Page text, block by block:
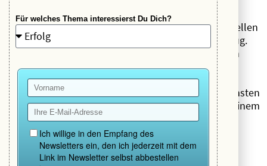
Die Teilnehmer lernen einfache Techniken zur schnellen
Erzeugung
. Nicht als weiteres Werkzeug.
Sondern als Rückkehr zu dem, was sie immer schon
waren.
Sie lernen, bei Unsicherheiten Kontakt zu ihrer höchsten
Intuition aufzunehmen. Nicht zu einer KI. Nicht zu einem
äußeren Meister. Sondern zu ihrer eigenen inneren
Führung.
Und diese Führung wird Dich immer richtig leiten.
Für welches Thema interessierst Du Dich?